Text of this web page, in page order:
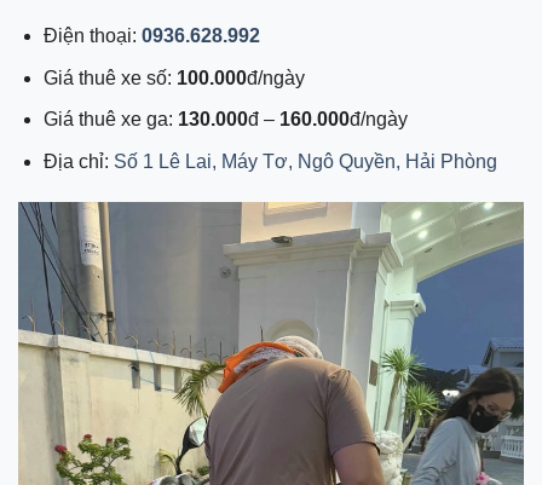
Điện thoại: 0936.628.992
Giá thuê xe số: 100.000đ/ngày
Giá thuê xe ga: 130.000đ – 160.000đ/ngày
Địa chỉ: Số 1 Lê Lai, Máy Tơ, Ngô Quyền, Hải Phòng